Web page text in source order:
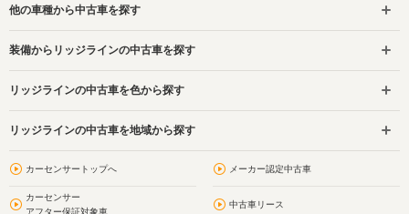
他の車種から中古車を探す
装備からリッジラインの中古車を探す
リッジラインの中古車を色から探す
リッジラインの中古車を地域から探す
カーセンサートップへ メーカー認定中古車
カーセンサー
アフター保証対象車
中古車リース